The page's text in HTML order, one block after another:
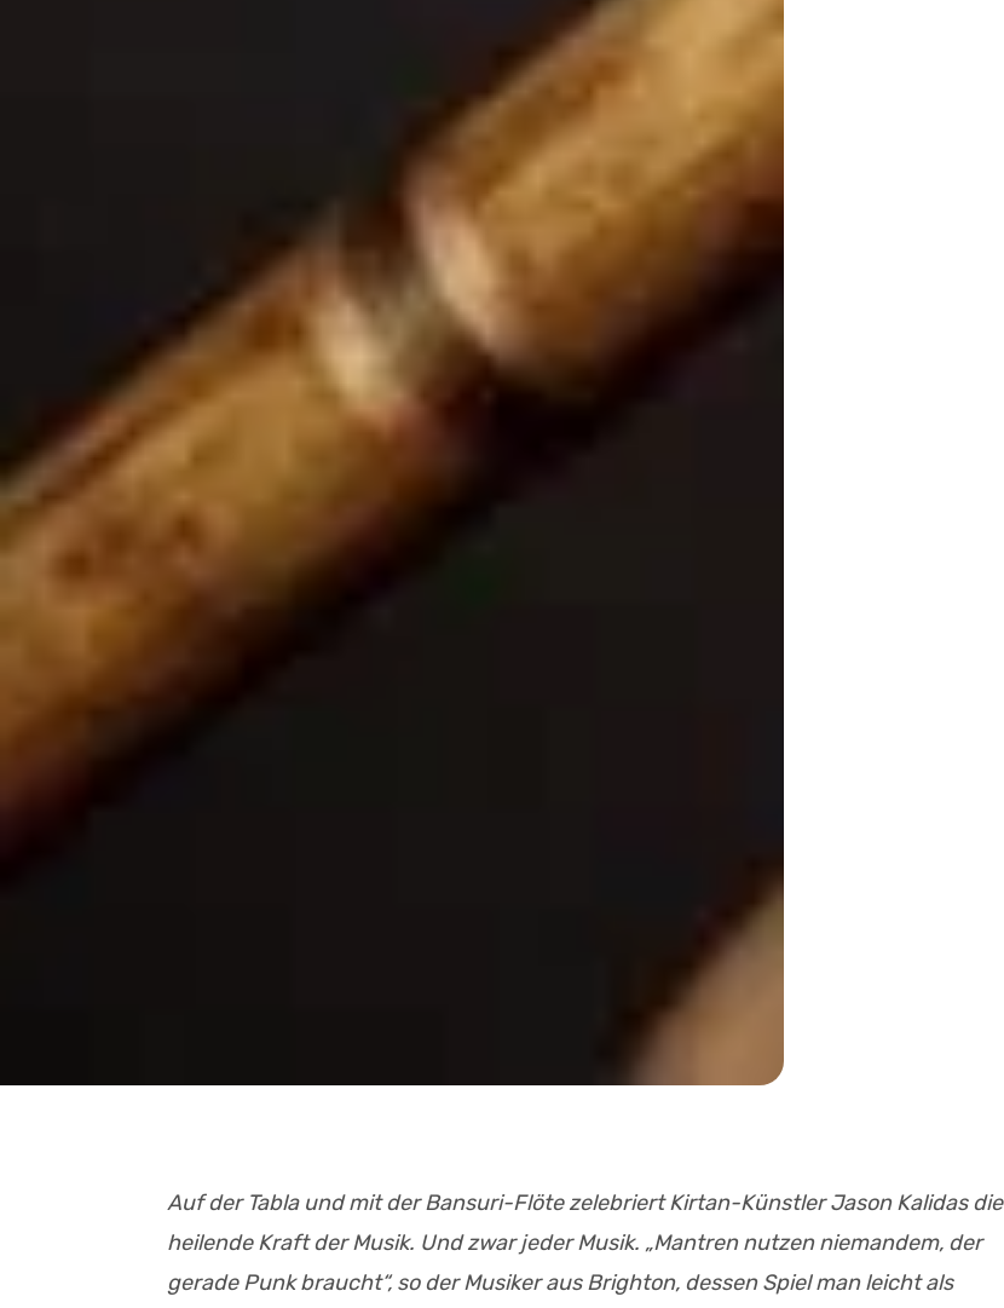
Auf der Tabla und mit der Bansuri-Flöte zelebriert Kirtan-Künstler Jason Kalidas die
heilende Kraft der Musik. Und zwar jeder Musik. „Mantren nutzen niemandem, der
gerade Punk braucht“, so der Musiker aus Brighton, dessen Spiel man leicht als